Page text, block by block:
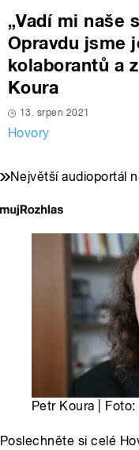
„Vadí mi naše
Opravdu jsme
kolaborantů a
Koura
13. srpen 2021
Hovory
Největší audioportál
Petr Koura |
Poslechněte si celé